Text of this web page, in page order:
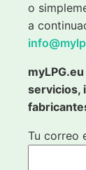
o
a
servicios,
Tu correo